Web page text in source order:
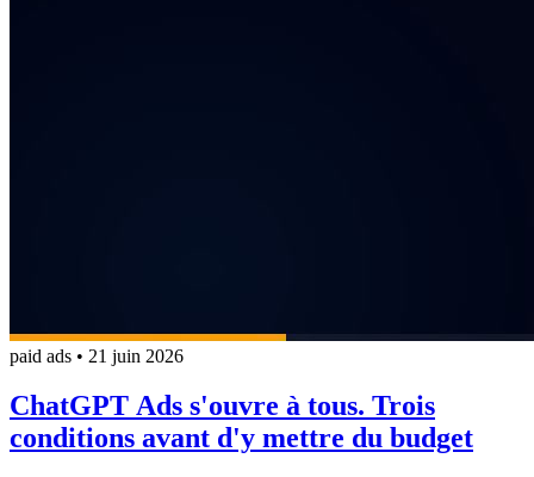
paid ads • 21 juin 2026
ChatGPT Ads s'ouvre à tous. Trois
conditions avant d'y mettre du budget